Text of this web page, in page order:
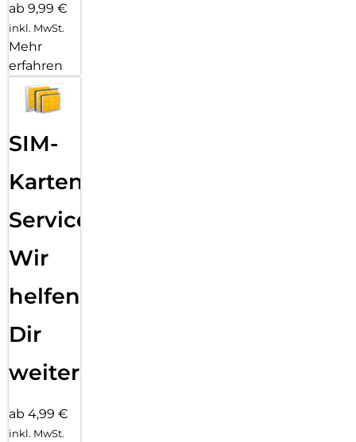
ab 9,99 €
inkl. MwSt.
Mehr
erfahren
SIM-
Karten
Service:
Wir
helfen
Dir
weiter
ab 4,99 €
inkl. MwSt.